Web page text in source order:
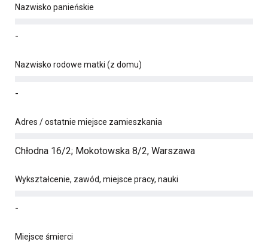
Nazwisko panieńskie
-
Nazwisko rodowe matki (z domu)
-
Adres / ostatnie miejsce zamieszkania
Chłodna 16/2; Mokotowska 8/2, Warszawa
Wykształcenie, zawód, miejsce pracy, nauki
-
Miejsce śmierci